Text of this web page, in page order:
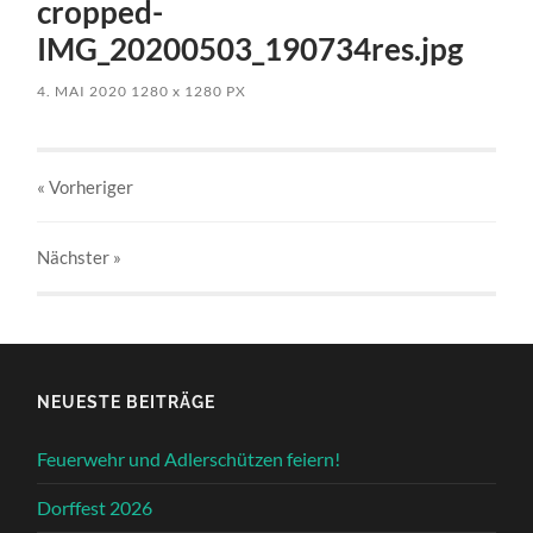
cropped-
IMG_20200503_190734res.jpg
4. MAI 2020 1280x 1280 PX
« Vorheriger
Nächster »
NEUESTE BEITRÄGE
Feuerwehr und Adlerschützen feiern!
Dorffest 2026